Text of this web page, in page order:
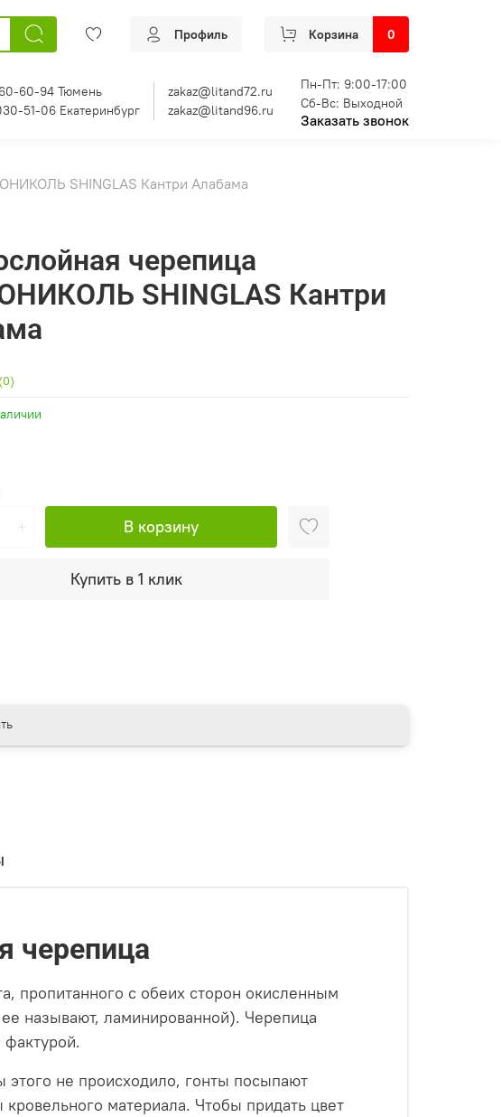
Профиль Корзина 0
60-94 Тюмень
zakaz@litand72.ru
51-06 Екатеринбург
zakaz@litand96.ru
Пн-Пт: 9:00-17:00
Сб-Вс: Выходной
Заказать звонок
SHINGLAS Кантри Алабама
(0)
черепица
SHINGLAS Кантри
В корзину
Купить в 1 клик
черепица
пропитанного с обеих сторон окисленным
называют, ламинированной). Черепица
этого не происходило, гонты посыпают
материала. Чтобы придать цвет